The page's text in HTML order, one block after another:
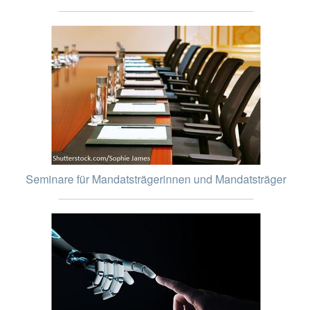
Seminare für Mandatsträgerinnen und Mandatsträger